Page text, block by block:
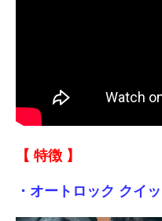
【 特徴 】
・オートロック クイ